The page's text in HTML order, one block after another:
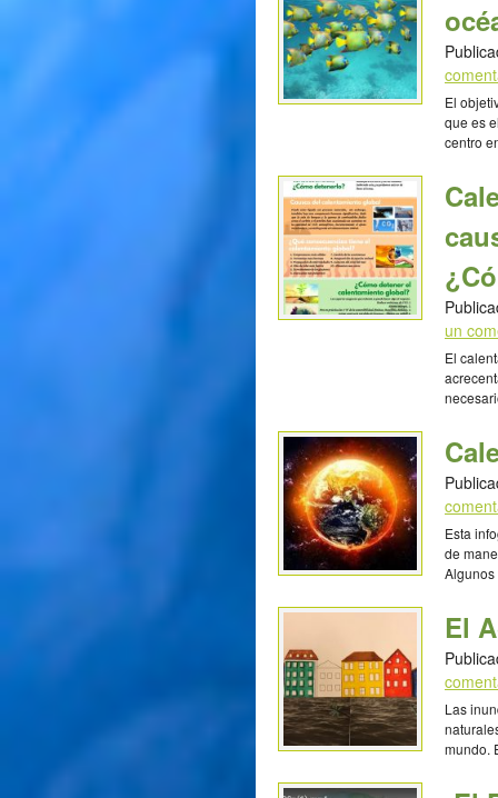
El
que es
centro
un
El
año de
Esta
de
Algunos
global
efecto,
El
Las
mundo.